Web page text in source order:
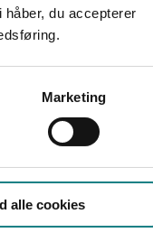
du accepterer
Marketing
alle cookies